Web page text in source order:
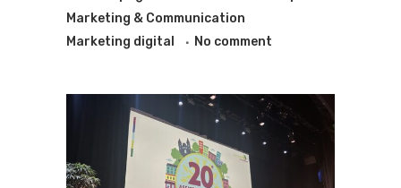
Marketing & Communication
Marketing digital
No comment